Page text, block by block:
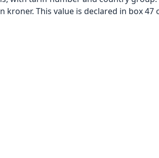
kroner. This value is declared in box